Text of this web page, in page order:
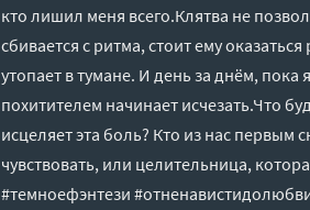
кто лишил меня всего.Клятва не
сбивается с ритма, стоит ему
утопает в тумане. И день за днём,
похитителем начинает исчезать.Что
исцеляет эта боль? Кто из нас первым
чувствовать, или целительница,
#темноефэнтези